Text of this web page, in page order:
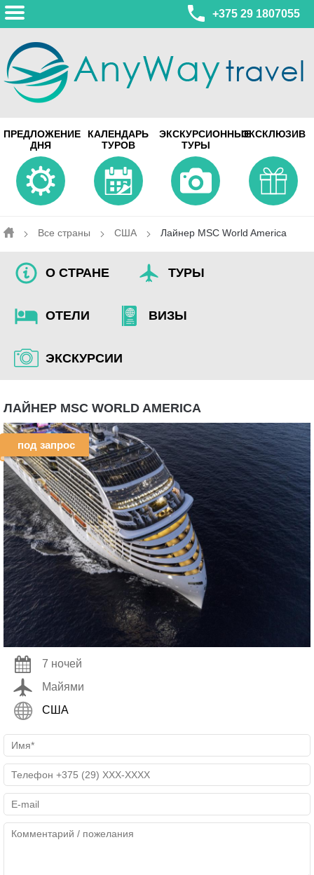
+375 29 1807055
ул. Леонида Беды, 45-547
смотреть на карте
МИНСК
Турагентство Coral Travel
ул. Притыцкого 156/1 пом.37
ул. Скрыганова 4б пом.487
ПРЕДЛОЖЕНИЕ
ДНЯ
КАЛЕНДАРЬ
ТУРОВ
ЭКСКУРСИОННЫЕ
ТУРЫ
ЭКСКЛЮЗИВ
Все страны США Лайнер MSC World America
О СТРАНЕ ТУРЫ
ОТЕЛИ ВИЗЫ
ЭКСКУРСИИ
ЛАЙНЕР MSC WORLD AMERICA
под запрос
7 ночей
Майями
США